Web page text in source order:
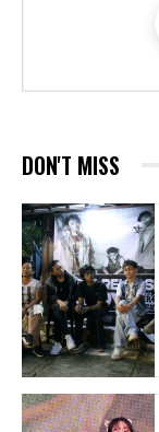
DON'T MISS